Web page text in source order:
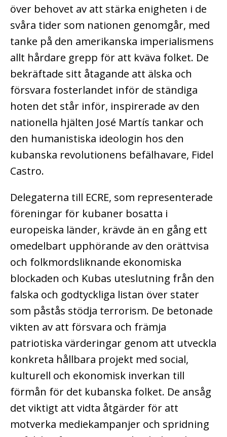
över behovet av att stärka enigheten i de
svåra tider som nationen genomgår, med
tanke på den amerikanska imperialismens
allt hårdare grepp för att kväva folket. De
bekräftade sitt åtagande att älska och
försvara fosterlandet inför de ständiga
hoten det står inför, inspirerade av den
nationella hjälten José Martís tankar och
den humanistiska ideologin hos den
kubanska revolutionens befälhavare, Fidel
Castro.
Delegaterna till ECRE, som representerade
föreningar för kubaner bosatta i
europeiska länder, krävde än en gång ett
omedelbart upphörande av den orättvisa
och folkmordsliknande ekonomiska
blockaden och Kubas uteslutning från den
falska och godtyckliga listan över stater
som påstås stödja terrorism. De betonade
vikten av att försvara och främja
patriotiska värderingar genom att utveckla
konkreta hållbara projekt med social,
kulturell och ekonomisk inverkan till
förmån för det kubanska folket. De ansåg
det viktigt att vidta åtgärder för att
motverka mediekampanjer och spridning